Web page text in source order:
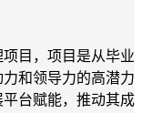
目，项目是从毕业
和领导力的高潜力
台赋能，推动其成